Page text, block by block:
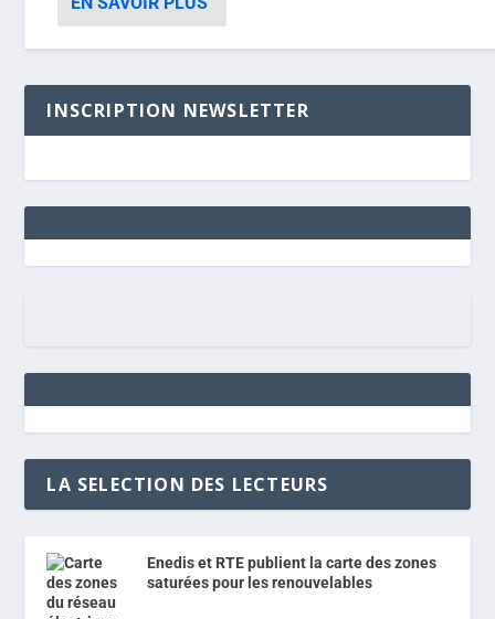
INSCRIPTION NEWSLETTER
LA SELECTION DES LECTEURS
Enedis et RTE publient la carte des zones
saturées pour les renouvelables